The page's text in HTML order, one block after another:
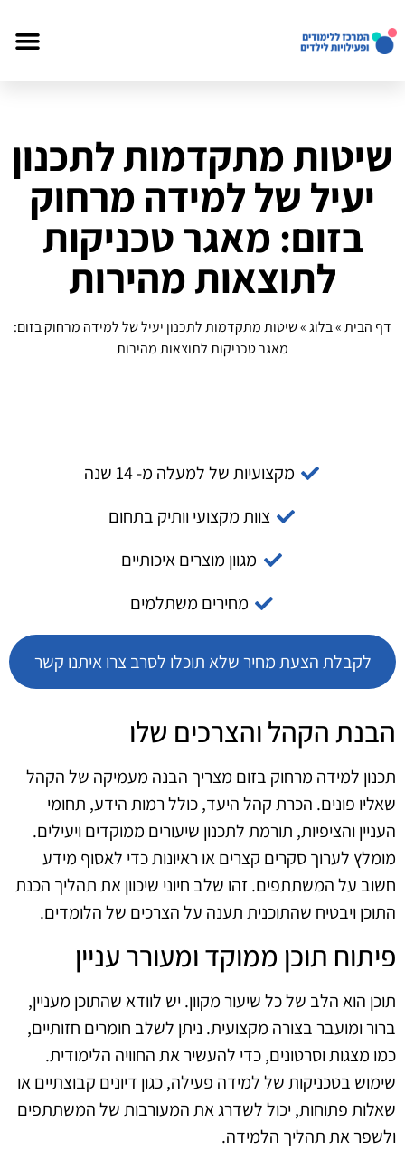
שיטות מתקדמות לתכנון
יעיל של למידה מרחוק
בזום: מאגר טכניקות
לתוצאות מהירות
דף הבית»בלוג»שיטות מתקדמות לתכנון יעיל של למידה מרחוק בזום:
מאגר טכניקות לתוצאות מהירות
מקצועיות של למעלה מ- 14 שנה
צוות מקצועי וותיק בתחום
מגוון מוצרים איכותיים
מחירים משתלמים
לקבלת הצעת מחיר שלא תוכלו לסרב צרו איתנו קשר
הבנת הקהל והצרכים שלו
תכנון למידה מרחוק בזום מצריך הבנה מעמיקה של הקהל
שאליו פונים. הכרת קהל היעד, כולל רמות הידע, תחומי
העניין והציפיות, תורמת לתכנון שיעורים ממוקדים ויעילים.
מומלץ לערוך סקרים קצרים או ראיונות כדי לאסוף מידע
חשוב על המשתתפים. זהו שלב חיוני שיכוון את תהליך הכנת
התוכן ויבטיח שהתוכנית תענה על הצרכים של הלומדים.
פיתוח תוכן ממוקד ומעורר עניין
תוכן הוא הלב של כל שיעור מקוון. יש לוודא שהתוכן מעניין,
ברור ומועבר בצורה מקצועית. ניתן לשלב חומרים חזותיים,
כמו מצגות וסרטונים, כדי להעשיר את החוויה הלימודית.
שימוש בטכניקות של למידה פעילה, כגון דיונים קבוצתיים או
שאלות פתוחות, יכול לשדרג את המעורבות של המשתתפים
ולשפר את תהליך הלמידה.